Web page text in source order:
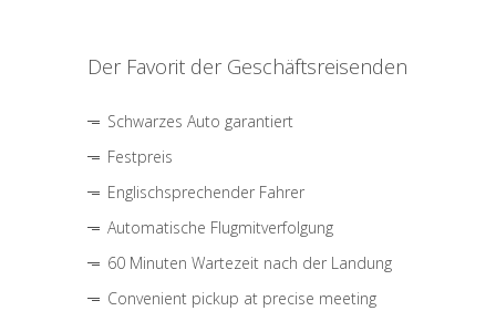
Der Favorit der Geschäftsreisenden
Schwarzes Auto garantiert
Festpreis
Englischsprechender Fahrer
Automatische Flugmitverfolgung
60 Minuten Wartezeit nach der Landung
Convenient pickup at precise meeting